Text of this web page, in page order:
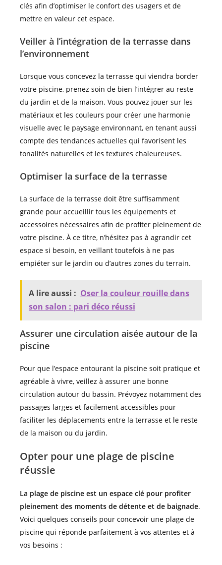
clés afin d’optimiser le confort des usagers et de
mettre en valeur cet espace.
Veiller à l’intégration de la terrasse dans
l’environnement
Lorsque vous concevez la terrasse qui viendra border
votre piscine, prenez soin de bien l’intégrer au reste
du jardin et de la maison. Vous pouvez jouer sur les
matériaux et les couleurs pour créer une harmonie
visuelle avec le paysage environnant, en tenant aussi
compte des tendances actuelles qui favorisent les
tonalités naturelles et les textures chaleureuses.
Optimiser la surface de la terrasse
La surface de la terrasse doit être suffisamment
grande pour accueillir tous les équipements et
accessoires nécessaires afin de profiter pleinement de
votre piscine. À ce titre, n’hésitez pas à agrandir cet
espace si besoin, en veillant toutefois à ne pas
empiéter sur le jardin ou d’autres zones du terrain.
A lire aussi : Oser la couleur rouille dans
son salon : pari déco réussi
Assurer une circulation aisée autour de la
piscine
Pour que l’espace entourant la piscine soit pratique et
agréable à vivre, veillez à assurer une bonne
circulation autour du bassin. Prévoyez notamment des
passages larges et facilement accessibles pour
faciliter les déplacements entre la terrasse et le reste
de la maison ou du jardin.
Opter pour une plage de piscine
réussie
La plage de piscine est un espace clé pour profiter
pleinement des moments de détente et de baignade.
Voici quelques conseils pour concevoir une plage de
piscine qui réponde parfaitement à vos attentes et à
vos besoins :